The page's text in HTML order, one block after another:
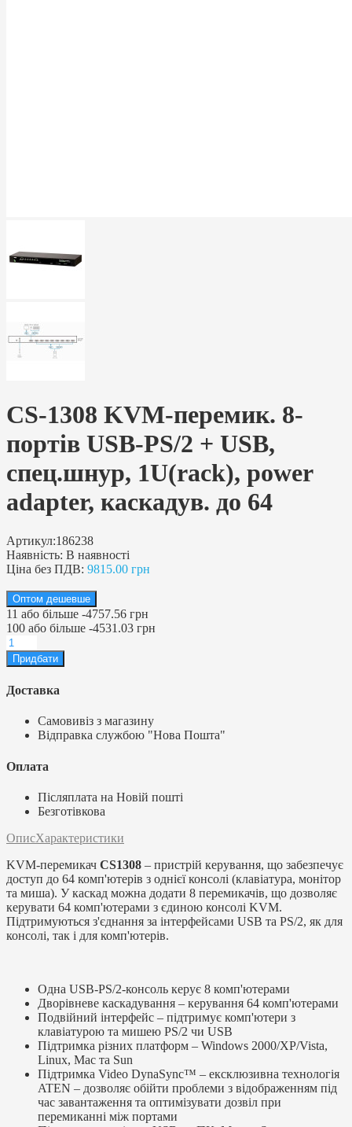
CS-1308 KVM-перемик. 8-
портів USB-PS/2 + USB,
спец.шнур, 1U(rack), power
adapter, каскадув. до 64
Артикул:186238
Наявність: В наявності
Ціна без ПДВ: 9815.00 грн
Оптом дешевше
11 або більше -4757.56 грн
100 або більше -4531.03 грн
Доставка
Самовивіз з магазину
Відправка службою "Нова Пошта"
Оплата
Післяплата на Новій пошті
Безготівкова
ОписХарактеристики
KVM-перемикач CS1308 – пристрій керування, що забезпечує
доступ до 64 комп'ютерів з однієї консолі (клавіатура, монітор
та миша). У каскад можна додати 8 перемикачів, що дозволяє
керувати 64 комп'ютерами з єдиною консолі KVM.
Підтримуються з'єднання за інтерфейсами USB та PS/2, як для
консолі, так і для комп'ютерів.
Одна USB-PS/2-консоль керує 8 комп'ютерами
Дворівневе каскадування – керування 64 комп'ютерами
Подвійний інтерфейс – підтримує комп'ютери з
клавіатурою та мишею PS/2 чи USB
Підтримка різних платформ – Windows 2000/XP/Vista,
Linux, Mac та Sun
Підтримка Video DynaSync™ – ексклюзивна технологія
ATEN – дозволяє обійти проблеми з відображенням під
час завантаження та оптимізувати дозвіл при
перемиканні між портами